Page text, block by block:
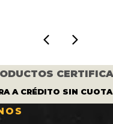
A CRÉDITO SIN